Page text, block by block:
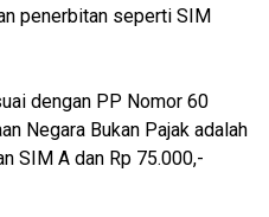
penerbitan seperti SIM
dengan PP Nomor 60
Negara Bukan Pajak adalah
SIM A dan Rp 75.000,-